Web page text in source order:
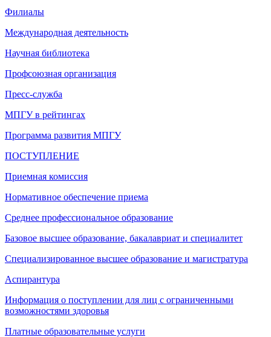
Филиалы
Международная деятельность
Научная библиотека
Профсоюзная организация
Пресс-служба
МПГУ в рейтингах
Программа развития МПГУ
ПОСТУПЛЕНИЕ
Приемная комиссия
Нормативное обеспечение приема
Среднее профессиональное образование
Базовое высшее образование, бакалавриат и специалитет
Специализированное высшее образование и магистратура
Аспирантура
Информация о поступлении для лиц с ограниченными
возможностями здоровья
Платные образовательные услуги